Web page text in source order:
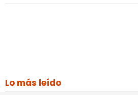
Lo más leído